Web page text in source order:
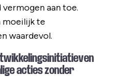
aan toe.
moeilijk te
waardevol.
acties zonder